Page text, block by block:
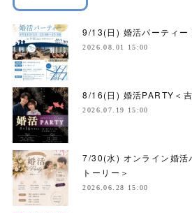
9/13(日) 婚活パーティ
2026.08.01 15:00
8/16(日) 婚活PARTY＜
2026.07.19 15:00
7/30(水) オンライン婚活
トーリー＞
2026.06.28 15:00